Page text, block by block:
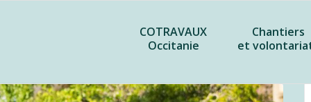
COTRAVAUX
Occitanie
Chantiers
et